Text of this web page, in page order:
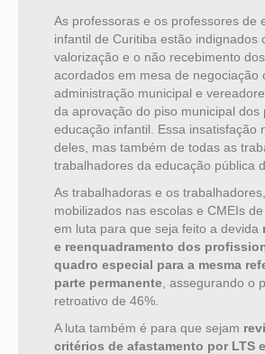
As professoras e os professores de
infantil de Curitiba estão indignados
valorização e o não recebimento
acordados em mesa de negociação
administração municipal e
da aprovação do piso municipal dos
educação infantil. Essa insatisfação
deles, mas também de todas as
trabalhadores da educação pública
As trabalhadoras e os
mobilizados nas escolas e CMEIs
em luta para que seja feito a devida
e reenquadramento dos
quadro especial para a mesma
parte permanente , assegurando o
retroativo de 46%.
A luta também é para que sejam
critérios de afastamento por LTS